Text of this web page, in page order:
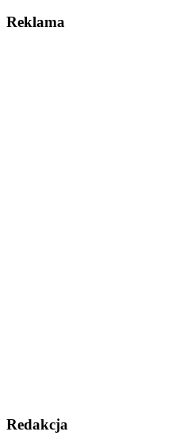
Reklama
Redakcja